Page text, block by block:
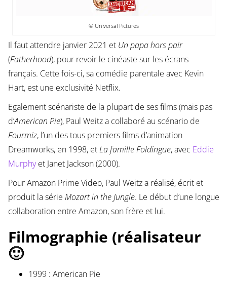
© Universal Pictures
Il faut attendre janvier 2021 et Un papa hors pair
(Fatherhood), pour revoir le cinéaste sur les écrans
français. Cette fois-ci, sa comédie parentale avec Kevin
Hart, est une exclusivité Netflix.
Egalement scénariste de la plupart de ses films (mais pas
d’American Pie), Paul Weitz a collaboré au scénario de
Fourmiz, l’un des tous premiers films d’animation
Dreamworks, en 1998, etLa famille Foldingue, avec Eddie
Murphyet Janet Jackson (2000).
Pour Amazon Prime Video, Paul Weitz a réalisé, écrit et
produit la série Mozart in the Jungle. Le début d’une longue
collaboration entre Amazon, son frère et lui.
Filmographie (réalisateur
🙂
1999 : American Pie